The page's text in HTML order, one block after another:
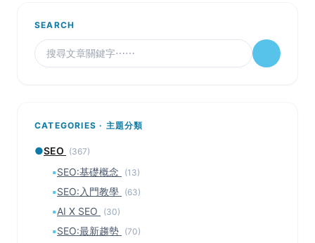
SEARCH
CATEGORIES · 主題分類
●SEO (367)
▪SEO:基礎概念 (13)
▪SEO:入門教學 (63)
▪AI X SEO (30)
▪SEO:最新趨勢 (70)